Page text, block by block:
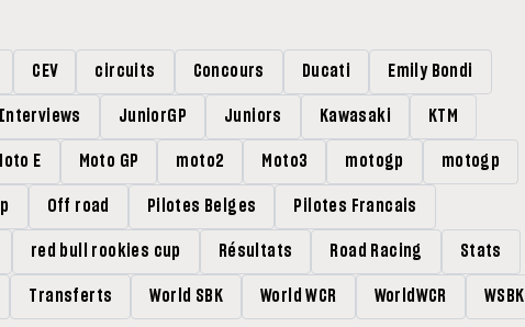
CEV circuits Concours Ducati Emily Bondi
Interviews JuniorGP Juniors Kawasaki KTM
E Moto GP moto2 Moto3 motogp motogp
Off road Pilotes Belges Pilotes Francais
red bull rookies cup Résultats Road Racing Stats
Transferts World SBK World WCR WorldWCR WSBK